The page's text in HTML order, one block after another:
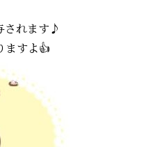
されます♪
ますよ👍